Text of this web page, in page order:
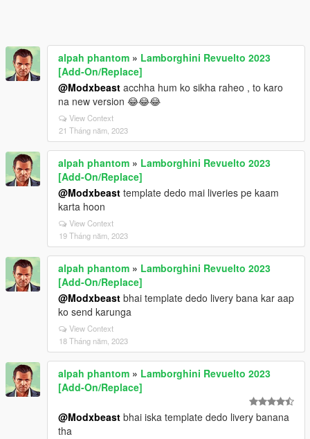
alpah phantom » Lamborghini Revuelto 2023
[Add-On/Replace]
@Modxbeast acchha hum ko sikha raheo , to karo
na new version 😂😂😂
View Context
21 Tháng năm, 2023
alpah phantom » Lamborghini Revuelto 2023
[Add-On/Replace]
@Modxbeast template dedo mai liveries pe kaam
karta hoon
View Context
19 Tháng năm, 2023
alpah phantom » Lamborghini Revuelto 2023
[Add-On/Replace]
@Modxbeast bhai template dedo livery bana kar aap
ko send karunga
View Context
18 Tháng năm, 2023
alpah phantom » Lamborghini Revuelto 2023
[Add-On/Replace]
@Modxbeast bhai iska template dedo livery banana
tha